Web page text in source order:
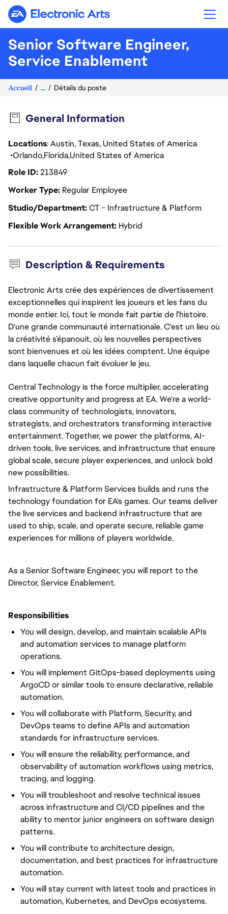
Electronic Arts
Senior Software Engineer,
Service Enablement
Accueil ... Détails du poste
General Information
Locations: Austin, Texas, United States of America
OrlandoFloridaUnited States of America
Role ID213849
Worker Type Regular Employee
Studio/DepartmentCT - Infrastructure & Platform
Flexible Work Arrangement Hybrid
Description & Requirements
Electronic Arts crée des expériences de divertissement
exceptionnelles qui inspirent les joueurs et les fans du
monde entier. Ici, tout le monde fait partie de l’histoire.
D'une grande communauté internationale. C'est un lieu où
la créativité s’épanouit, où les nouvelles perspectives
sont bienvenues et où les idées comptent. Une équipe
dans laquelle chacun fait évoluer le jeu.
Central Technology is the force multiplier, accelerating
creative opportunity and progress at EA. We're a world-
class community of technologists, innovators,
strategists, and orchestrators transforming interactive
entertainment. Together, we power the platforms, AI-
driven tools, live services, and infrastructure that ensure
global scale, secure player experiences, and unlock bold
new possibilities.
Infrastructure & Platform Services builds and runs the
technology foundation for EA's games. Our teams deliver
the live services and backend infrastructure that are
used to ship, scale, and operate secure, reliable game
experiences for millions of players worldwide.
As a Senior Software Engineer, you will report to the
Director, Service Enablement.
Responsibilities
You will design, develop, and maintain scalable APIs
and automation services to manage platform
operations.
You will implement GitOps-based deployments using
ArgoCD or similar tools to ensure declarative, reliable
automation.
You will collaborate with Platform, Security, and
DevOps teams to define APIs and automation
standards for infrastructure services.
You will ensure the reliability, performance, and
observability of automation workflows using metrics,
tracing, and logging.
You will troubleshoot and resolve technical issues
across infrastructure and CI/CD pipelines and the
ability to mentor junior engineers on software design
patterns.
You will contribute to architecture design,
documentation, and best practices for infrastructure
automation.
You will stay current with latest tools and practices in
automation, Kubernetes, and DevOps ecosystems.